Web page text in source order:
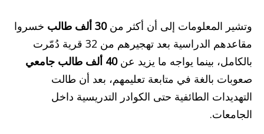
وتشير المعلومات إلى أن أكثر من30 ألف طالب
خسروا
مقاعدهم الدراسية بعد تهجيرهم من 32 قرية دُمّرت
بالكامل، بينما يواجه ما يزيد عن40 ألف طالب جامعي
صعوبات بالغة في متابعة تعليمهم، بعد أن طالت
التهديدات الطائفية حتى الكوادر التدريسية داخل
الجامعات.